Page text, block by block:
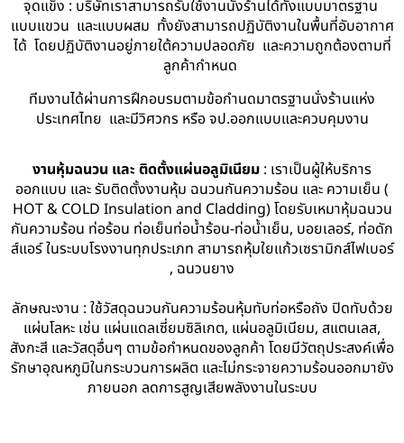
จุดแข็ง : บริษัทเราสามารถรับใช้งานนั่งร้านได้ทั้งแบบมาตรฐาน
แบบแขวน และแบบผสม ทั้งยังสามารถปฏิบัติงานในพื้นที่อับอากาศ
ได้ โดยปฏิบัติงานอยู่ภายใต้ความปลอดภัย และความถูกต้องตามที่
ลูกค้ากำหนด
ทีมงานได้ผ่านการฝึกอบรมตามข้อกำนดมาตรฐานนั่งร้านแห่ง
ประเทศไทย และมีวิศวกร หรือ จป.ออกแบบและควบคุมงาน
งานหุ้มฉนวน และ ติดตั้งแผ่นอลูมิเนียม : เราเป็นผู้ให้บริการ
ออกแบบ และ รับติดตั้งงานหุ้ม ฉนวนกันความร้อน และ ความเย็น (
HOT & COLD Insulation and Cladding) โดยรับเหมาหุ้มฉนวน
กันความร้อน ท่อร้อน ท่อเย็นท่อน้ำร้อน-ท่อน้ำเย็น, บอยเลอร์, ท่อดัก
ส์แอร์ ในระบบโรงงานทุกประเภท สามารถหุ้มใยแก้วเซรามิกส์ไฟเบอร์
, ฉนวนยาง
ลักษณะงาน : ใช้วัสดุฉนวนกันความร้อนหุ้มทับท่อหรือถัง ปิดทับด้วย
แผ่นโลหะ เช่น แผ่นแดลเซี่ยมซิลิเกต, แผ่นอลูมิเนียม, สแตนเลส,
สังกะสี และวัสดุอื่นๆ ตามข้อกำหนดของลูกค้า โดยมีวัตถุประสงค์เพื่อ
รักษาอุณหภูมิในกระบวนการผลิต และไม่กระจายความร้อนออกมายัง
ภายนอก ลดการสูญเสียพลังงานในระบบ